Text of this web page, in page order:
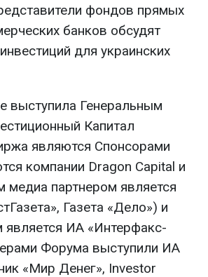
фондов прямых
банков обсудят
для украинских
выступила Генеральным
Капитал
являются Спонсорами
компании Dragon Capital и
партнером является
Газета «Дело») и
ИА «Интерфакс-
Форума выступили ИА
«Мир Денег», Investor